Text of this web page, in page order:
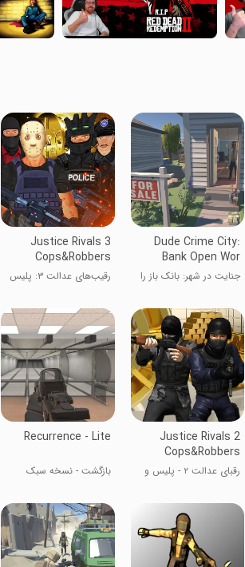
Dude Crime City:
Bank Open Wor
جنایت در شهر: بانک باز را
Justice Rivals 3
Cops&Robbers
رقیب‌های عدالت ۳: پلیس
Justice Rivals 2
Cops&Robbers
رقبای عدالت ۲ - پلیس و
Recurrence - Lite
بازگشت - نسخه سبک